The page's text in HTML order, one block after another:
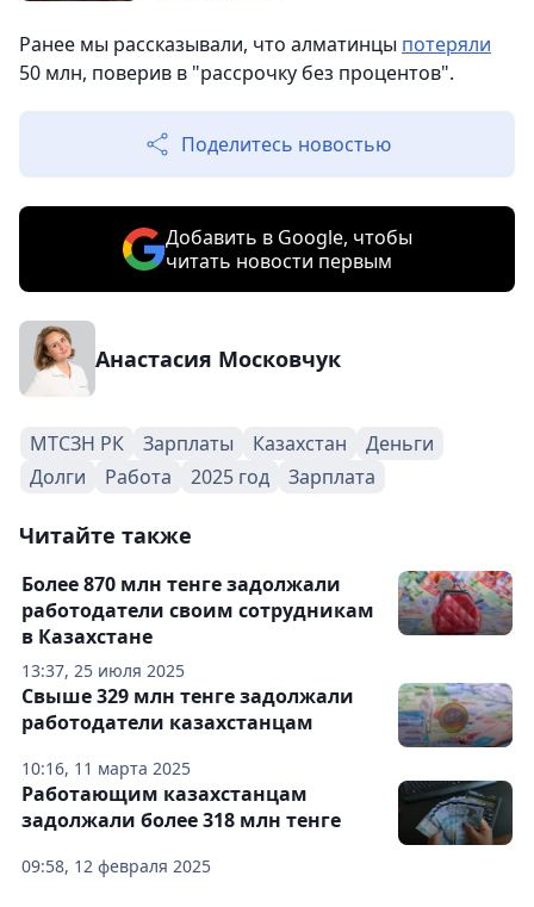
Ранее мы рассказывали, что алматинцы потеряли
50 млн, поверив в "рассрочку без процентов".
Поделитесь новостью
Добавить в Google, чтобы
читать новости первым
Анастасия Московчук
МТСЗН РК Зарплаты Казахстан
Деньги
Долги
Работа 2025 год Зарплата
Читайте также
13:37, 25 июля 2025
Более 870 млн тенге задолжали
работодатели своим сотрудникам
в Казахстане
10:16, 11 марта 2025
Свыше 329 млн тенге задолжали
работодатели казахстанцам
09:58, 12 февраля 2025
Работающим казахстанцам
задолжали более 318 млн тенге